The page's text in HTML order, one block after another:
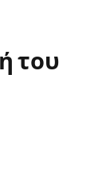
του